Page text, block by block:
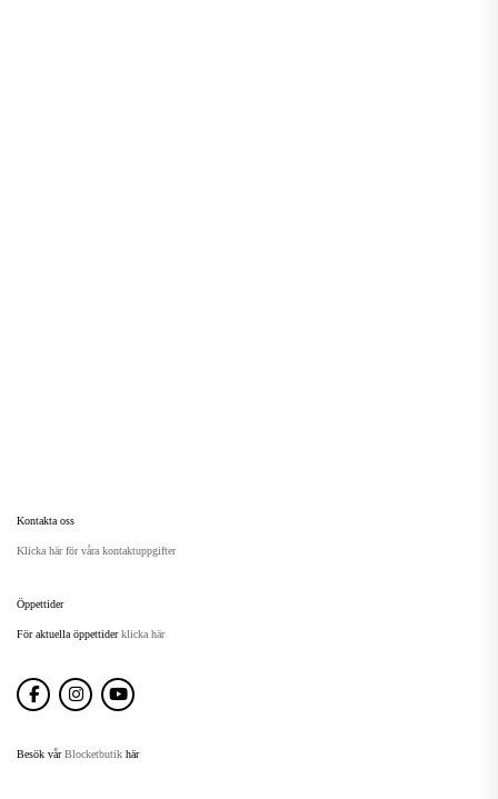
Kontakta oss
Klicka här för våra kontaktuppgifter
Öppettider
För aktuella öppettiderklicka här
Besök vårBlocketbutik här